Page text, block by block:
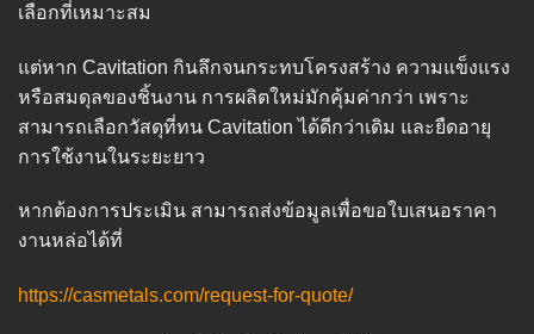
เลือกที่เหมาะสม
แต่หาก Cavitation กินลึกจนกระทบโครงสร้าง ความแข็งแรง
หรือสมดุลของชิ้นงาน การผลิตใหม่มักคุ้มค่ากว่า เพราะ
สามารถเลือกวัสดุที่ทน Cavitation ได้ดีกว่าเดิม และยืดอายุ
การใช้งานในระยะยาว
หากต้องการประเมิน สามารถส่งข้อมูลเพื่อขอใบเสนอราคา
งานหล่อได้ที่
https://casmetals.com/request-for-quote/